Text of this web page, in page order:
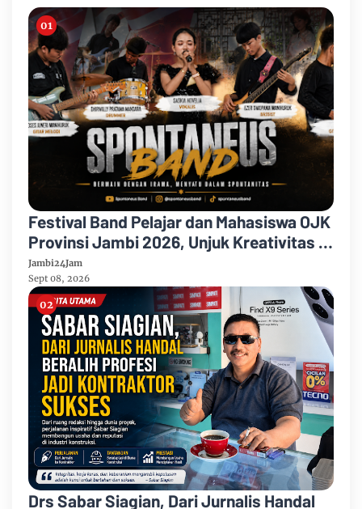
Festival Band Pelajar dan Mahasiswa OJK
Provinsi Jambi 2026, Unjuk Kreativitas di
Taman Banjuran Budayo, Spontaneus
Band Raih Juara 2
Jambi24Jam
Sept 08, 2026
Drs Sabar Siagian, Dari Jurnalis Handal